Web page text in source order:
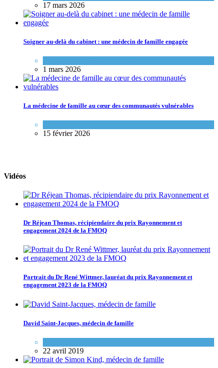
17 mars 2026
Soigner au-delà du cabinet : une médecin de famille engagée
1 mars 2026
La médecine de famille au cœur des communautés vulnérables
15 février 2026
Vidéos
Dr Réjean Thomas, récipiendaire du prix Rayonnement et
engagement 2024 de la FMOQ
Portrait du Dr René Wittmer, lauréat du prix Rayonnement et
engagement 2023 de la FMOQ
David Saint-Jacques, médecin de famille
22 avril 2019